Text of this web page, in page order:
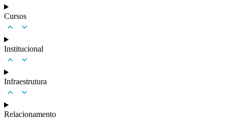
Cursos
Institucional
Infraestrutura
Relacionamento